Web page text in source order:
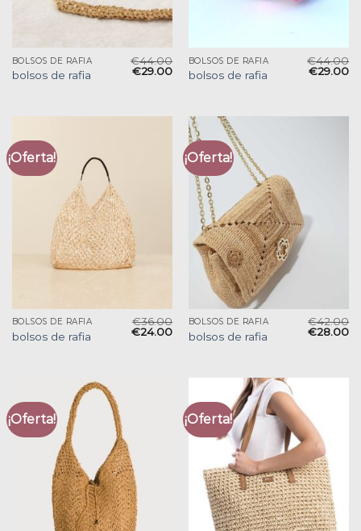
BOLSOS DE RAFIA
bolsos de rafia
€44.00
€29.00
BOLSOS DE RAFIA
bolsos de rafia
€44.00
€29.00
¡Oferta!
BOLSOS DE RAFIA
bolsos de rafia
€36.00
€24.00
¡Oferta!
BOLSOS DE RAFIA
bolsos de rafia
€42.00
€28.00
¡Oferta! ¡Oferta!